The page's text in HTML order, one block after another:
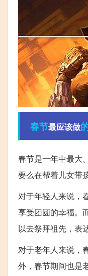
春节最应该做
春节是一年中最大
要么在帮着儿女带
对于年轻人来说，
享受团圆的幸福。
以去祭拜祖先，表
对于老年人来说，
外，春节期间也是